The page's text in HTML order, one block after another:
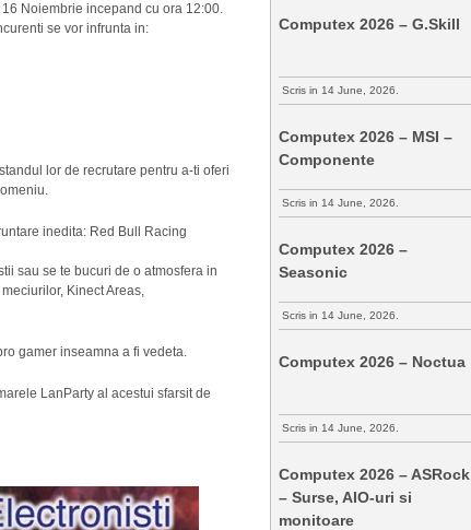
Noiembrie incepand cu ora 12:00.
se vor infrunta in:
lor de recrutare pentru a-ti oferi
inedita: Red Bull Racing
sau se te bucuri de o atmosfera in
Kinect Areas,
gamer inseamna a fi vedeta.
LanParty al acestui sfarsit de
Computex 2026 – G.Skill
Scris in 14 June, 2026.
Computex 2026 – MSI –
Componente
Scris in 14 June, 2026.
Computex 2026 –
Seasonic
Scris in 14 June, 2026.
Computex 2026 – Noctua
Scris in 14 June, 2026.
Computex 2026 – ASRock
– Surse, AIO-uri si
monitoare